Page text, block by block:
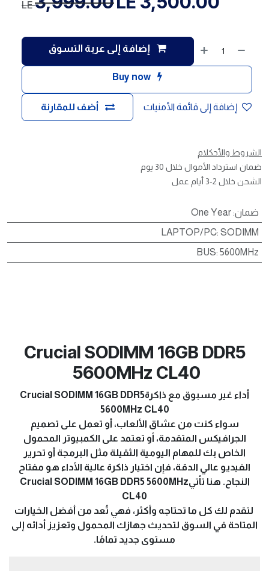
إضافة إلى عربة التسوق
Buy now
أضف للمقارنة إضافة إلى قائمة الأمنيات
LE
الشروط والأحكلام
ضمان استرداد الأموال خلال 30 يوم
الشحن خلال 2-3 أيام عمل
ضمان:
One Year
LAPTOP/PC:SODIMM
BUS:5600MHz
Crucial SODIMM 16GB DDR5
5600MHz CL40
أداء غير مسبوق مع ذاكرةCrucial SODIMM 16GB DDR5
5600MHz CL40
سواء كنت من عشاق الألعاب، أو تعمل على تصميم
الجرافيكس المتقدمة، أو تعتمد على الكمبيوتر المحمول
الخاص بك للمهام اليومية الثقيلة مثل البرمجة أو تحرير
الفيديو عالي الدقة، فإن اختيار ذاكرة عالية الأداء هو مفتاح
النجاح. هنا تأتيCrucial SODIMM 16GB DDR5 5600MHz
CL40
لتقدم لك كل ما تحتاجه وأكثر، فهي تُعد من أفضل الخيارات
المتاحة في السوق لتحديث جهازك المحمول وتعزيز أدائه إلى
مستوى جديد تمامًا.